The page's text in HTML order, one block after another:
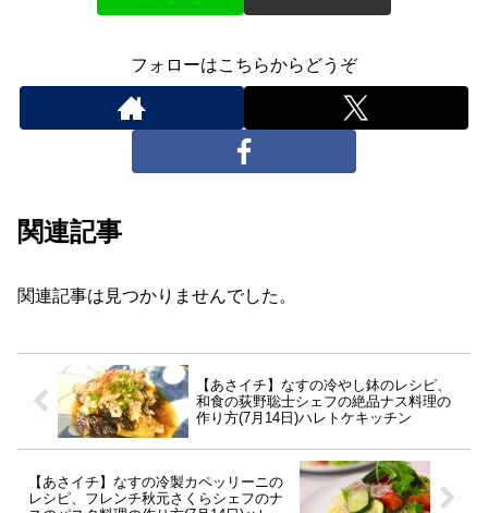
フォローはこちらからどうぞ
関連記事
関連記事は見つかりませんでした。
【あさイチ】なすの冷やし鉢のレシピ、
和食の荻野聡士シェフの絶品ナス料理の
作り方(7月14日)ハレトケキッチン
【あさイチ】なすの冷製カペッリーニの
レシピ、フレンチ秋元さくらシェフのナ